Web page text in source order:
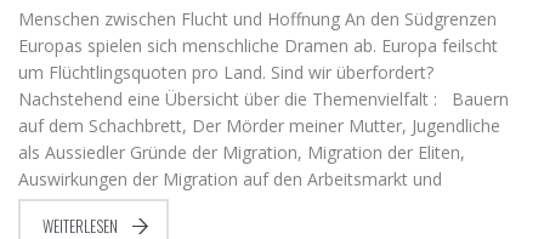
Menschen zwischen Flucht und Hoffnung An den Südgrenzen
Europas spielen sich menschliche Dramen ab. Europa feilscht
um Flüchtlingsquoten pro Land. Sind wir überfordert?
Nachstehend eine Übersicht über die Themenvielfalt : Bauern
auf dem Schachbrett, Der Mörder meiner Mutter, Jugendliche
als Aussiedler Gründe der Migration, Migration der Eliten,
Auswirkungen der Migration auf den Arbeitsmarkt und
WEITERLESEN